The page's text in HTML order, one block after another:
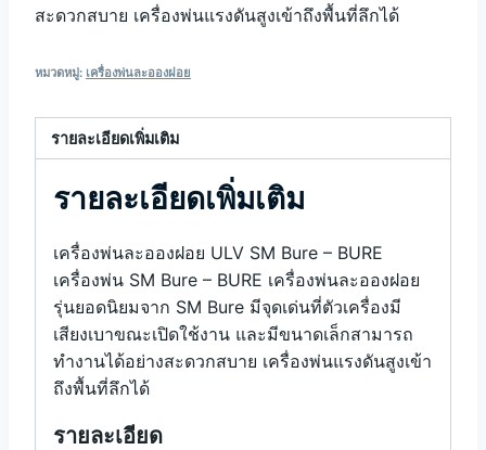
สะดวกสบาย เครื่องพ่นแรงดันสูงเข้าถึงพื้นที่ลึกได้
หมวดหมู่: เครื่องพ่นละอองฝอย
รายละเอียดเพิ่มเติม
รายละเอียดเพิ่มเติม
เครื่องพ่นละอองฝอย ULV SM Bure – BURE
เครื่องพ่น SM Bure – BURE เครื่องพ่นละอองฝอย
รุ่นยอดนิยมจาก SM Bure มีจุดเด่นที่ตัวเครื่องมี
เสียงเบาขณะเปิดใช้งาน และมีขนาดเล็กสามารถ
ทำงานได้อย่างสะดวกสบาย เครื่องพ่นแรงดันสูงเข้า
ถึงพื้นที่ลึกได้
รายละเอียด